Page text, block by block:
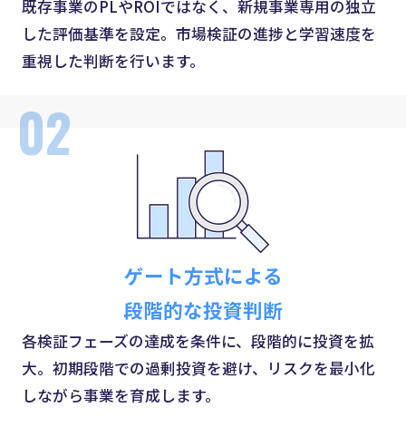
既存事業のPLやROIではなく、新規事業専用の独立
した評価基準を設定。市場検証の進捗と学習速度を
重視した判断を行います。
02
ゲート方式による
段階的な投資判断
各検証フェーズの達成を条件に、段階的に投資を拡
大。初期段階での過剰投資を避け、リスクを最小化
しながら事業を育成します。